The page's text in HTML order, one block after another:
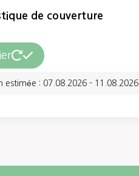
de couverture
estimée : 07.08.2026 - 11.08.2026